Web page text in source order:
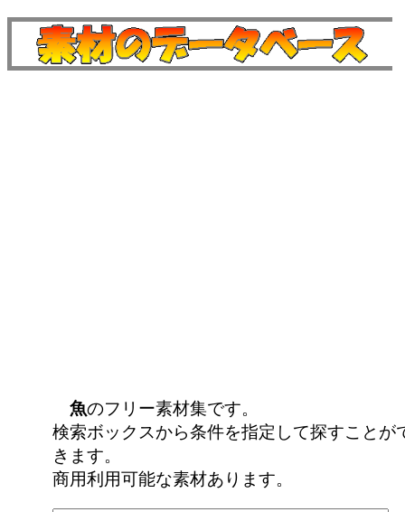
魚のフリー素材集です。
検索ボックスから条件を指定して探すことが
きます。
商用利用可能な素材あります。